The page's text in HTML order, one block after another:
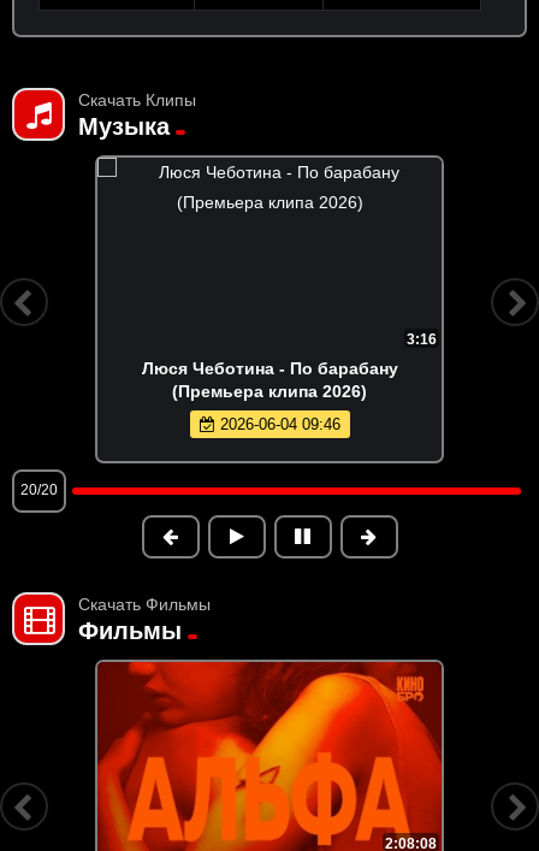
Скачать Клипы
Музыка
3:16
Люся Чеботина - По барабану
(Премьера клипа 2026)
2026-06-04 09:46
20/20
Скачать Фильмы
Фильмы
2:08:08